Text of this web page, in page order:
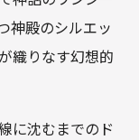
神殿のシルエッ
織りなす幻想的
に沈むまでのド